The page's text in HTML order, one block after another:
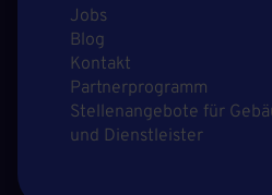
Jobs
Blog
Kontakt
Partnerprogramm
Stellenangebote für
und Dienstleister